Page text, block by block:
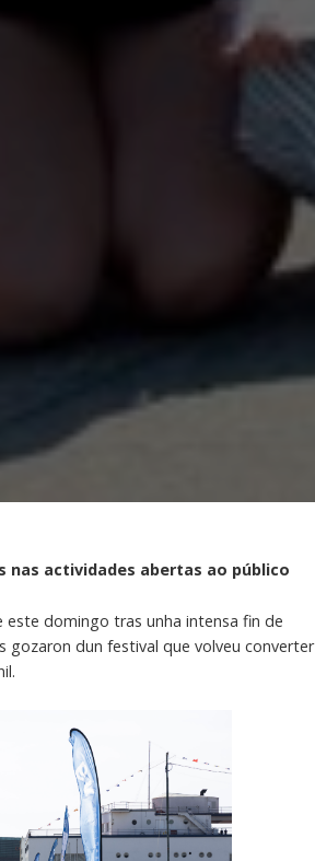
nas actividades abertas ao público
este domingo tras unha intensa fin de
gozaron dun festival que volveu converter